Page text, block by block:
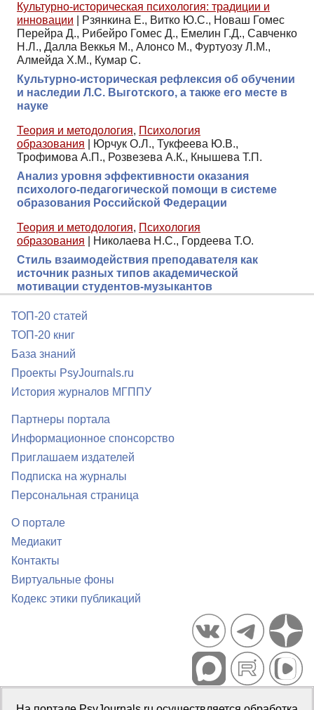
Культурно-историческая психология: традиции и
инновации
Рзянкина Е., Витко Ю.С., Новаш Гомес
Перейра Д., Рибейро Гомес Д., Емелин Г.Д., Савченко
Н.Л., Далла Веккья М., Алонсо М., Фуртуозу Л.М.,
Алмейда Х.М., Кумар С.
Культурно-историческая рефлексия об обучении
и наследии Л.С. Выготского, а также его месте в
науке
Теория и методология, Психология
образования
Юрчук О.Л., Тукфеева Ю.В.,
Трофимова А.П., Розвезева А.К., Кнышева Т.П.
Анализ уровня эффективности оказания
психолого-педагогической помощи в системе
образования Российской Федерации
Теория и методология, Психология
образования
Николаева Н.С., Гордеева Т.О.
Стиль взаимодействия преподавателя как
источник разных типов академической
мотивации студентов-музыкантов
ТОП-20 статей
ТОП-20 книг
База знаний
Проекты PsyJournals.ru
История журналов МГППУ
Партнеры портала
Информационное спонсорство
Приглашаем издателей
Подписка на журналы
Персональная страница
О портале
Медиакит
Контакты
Виртуальные фоны
Кодекс этики публикаций
Портал психологических изданий PsyJournals.ru, 2007–2026